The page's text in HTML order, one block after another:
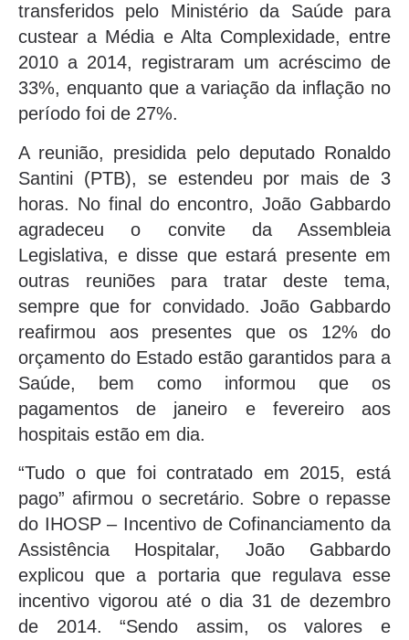
transferidos pelo Ministério da Saúde para
custear a Média e Alta Complexidade, entre
2010 a 2014, registraram um acréscimo de
33%, enquanto que a variação da inflação no
período foi de 27%.
A reunião, presidida pelo deputado Ronaldo
Santini (PTB), se estendeu por mais de 3
horas. No final do encontro, João Gabbardo
agradeceu o convite da Assembleia
Legislativa, e disse que estará presente em
outras reuniões para tratar deste tema,
sempre que for convidado. João Gabbardo
reafirmou aos presentes que os 12% do
orçamento do Estado estão garantidos para a
Saúde, bem como informou que os
pagamentos de janeiro e fevereiro aos
hospitais estão em dia.
“Tudo o que foi contratado em 2015, está
pago” afirmou o secretário. Sobre o repasse
do IHOSP – Incentivo de Cofinanciamento da
Assistência Hospitalar, João Gabbardo
explicou que a portaria que regulava esse
incentivo vigorou até o dia 31 de dezembro
de 2014. “Sendo assim, os valores e